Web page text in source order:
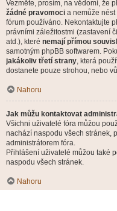
Vezměte, prosím, na vědomí, že
žádné pravomoci a nemůže
fórum používáno. Nekontaktujte
právními záležitostmi (zastavení
atd.), které nemají přímou
samotným phpBB softwarem.
jakákoliv třetí strany, která
dostanete pouze strohou, nebo
Nahoru
Jak můžu kontaktovat
Všichni uživatelé fóra můžou
nachází naspodu všech stránek,
administrátorem fóra.
Přihlášení uživatelé můžou také
naspodu všech stránek.
Nahoru